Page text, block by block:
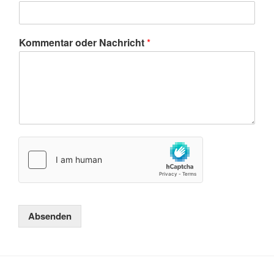
Kommentar oder Nachricht*
Absenden